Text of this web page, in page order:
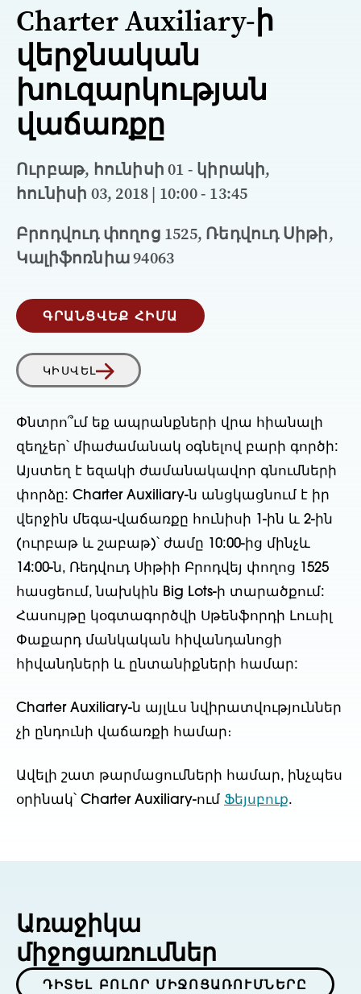
Charter Auxiliary-ի
վերջնական
խուզարկության
վաճառքը
Ուրբաթ, հունիսի 01 - կիրակի,
հունիսի 03, 2018 | 10:00 - 13:45
Բրոդվուդ փողոց 1525, Ռեդվուդ Սիթի,
Կալիֆոռնիա 94063
ԳՐԱՆՑՎԵՔ ՀԻՄԱ
ԿԻՍՎԵԼ
Փնտրո՞ւմ եք ապրանքների վրա հիանալի
զեղչեր՝ միաժամանակ օգնելով բարի գործի:
Այստեղ է եզակի ժամանակավոր գնումների
փորձը: Charter Auxiliary-ն անցկացնում է իր
վերջին մեգա-վաճառքը հունիսի 1-ին և 2-ին
(ուրբաթ և շաբաթ)՝ ժամը 10:00-ից մինչև
14:00-ն, Ռեդվուդ Սիթիի Բրոդվեյ փողոց 1525
հասցեում, նախկին Big Lots-ի տարածքում:
Հասույթը կօգտագործվի Սթենֆորդի Լուսիլ
Փաքարդ մանկական հիվանդանոցի
հիվանդների և ընտանիքների համար:
Charter Auxiliary-ն այլևս նվիրատվություններ
չի ընդունի վաճառքի համար։
Ավելի շատ թարմացումների համար, ինչպես
օրինակ՝ Charter Auxiliary-ում Ֆեյսբուք.
Առաջիկա
միջոցառումներ
ԴԻՏԵԼ ԲՈԼՈՐ ՄԻՋՈՑԱՌՈՒՄՆԵՐԸ